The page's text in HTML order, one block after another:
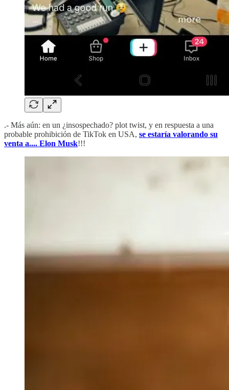
.- Más aún: en un ¿insospechado? plot twist, y en respuesta a una
probable prohibición de TikTok en USA, se estaría valorando su
venta a.... Elon Musk!!!